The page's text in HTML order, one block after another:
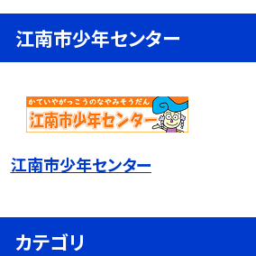
江南市少年センター
江南市少年センター
カテゴリ